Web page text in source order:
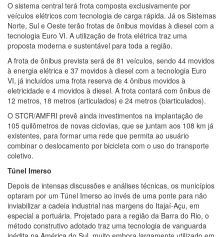
O sistema central terá frota composta exclusivamente por
veículos elétricos com tecnologia de carga rápida. Já os Sistemas
Norte, Sul e Oeste terão frotas de ônibus movidas à diesel com a
tecnologia Euro VI. A utilização de frota elétrica traz uma
proposta moderna e sustentável para toda a região.
A frota de ônibus prevista será de 81 veículos, sendo 44 movidos
à energia elétrica e 37 movidos à diesel com a tecnologia Euro
VI, já incluídos uma frota reserva de 4 ônibus movidos à
eletricidade e 4 movidos à diesel. A frota contará com ônibus de
12 metros, 18 metros (articulados) e 24 metros (biarticulados).
O STCR/AMFRI prevê ainda investimentos na implantação de
105 quilômetros de novas ciclovias, que se juntam aos 108 km já
existentes, para formar uma rede que permita ao usuário
combinar o deslocamento por bicicleta com o uso do transporte
coletivo.
Túnel Imerso
Depois de intensas discussões e análises técnicas, os municípios
optaram por um Túnel Imerso ao invés de uma ponte para não
inviabilizar a cadeia industrial nas margens do Itajaí-Açu, em
especial a portuária. Projetado para a região da Barra do Rio, o
método construtivo adotado traz uma tecnologia de vanguarda